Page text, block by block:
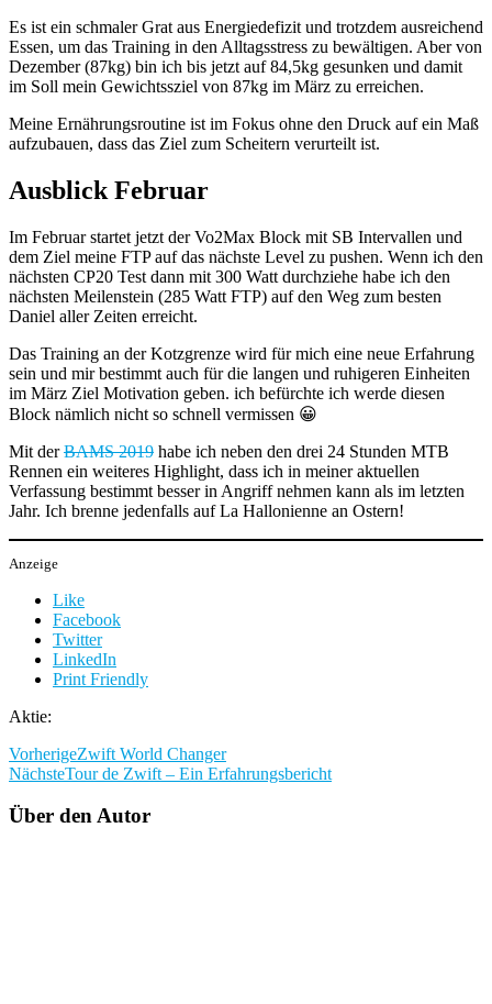
Es ist ein schmaler Grat aus Energiedefizit und trotzdem ausreichend
Essen, um das Training in den Alltagsstress zu bewältigen. Aber von
Dezember (87kg) bin ich bis jetzt auf 84,5kg gesunken und damit
im Soll mein Gewichtssziel von 87kg im März zu erreichen.
Meine Ernährungsroutine ist im Fokus ohne den Druck auf ein Maß
aufzubauen, dass das Ziel zum Scheitern verurteilt ist.
Ausblick Februar
Im Februar startet jetzt der Vo2Max Block mit SB Intervallen und
dem Ziel meine FTP auf das nächste Level zu pushen. Wenn ich den
nächsten CP20 Test dann mit 300 Watt durchziehe habe ich den
nächsten Meilenstein (285 Watt FTP) auf den Weg zum besten
Daniel aller Zeiten erreicht.
Das Training an der Kotzgrenze wird für mich eine neue Erfahrung
sein und mir bestimmt auch für die langen und ruhigeren Einheiten
im März Ziel Motivation geben. ich befürchte ich werde diesen
Block nämlich nicht so schnell vermissen 😀
Mit derBAMS 2019 habe ich neben den drei 24 Stunden MTB
Rennen ein weiteres Highlight, dass ich in meiner aktuellen
Verfassung bestimmt besser in Angriff nehmen kann als im letzten
Jahr. Ich brenne jedenfalls auf La Hallonienne an Ostern!
Anzeige
Like
Facebook
Twitter
LinkedIn
Print Friendly
Aktie:
VorherigeZwift World Changer
NächsteTour de Zwift – Ein Erfahrungsbericht
Über den Autor